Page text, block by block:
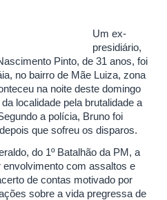
Um ex-
presidiário,
Pinto, de 31 anos, foi
no bairro de Mãe Luiza, zona
na noite deste domingo
localidade pela brutalidade a
a polícia, Bruno foi
que sofreu os disparos.
do 1º Batalhão da PM, a
com assaltos e
de contas motivado por
sobre a vida pregressa de